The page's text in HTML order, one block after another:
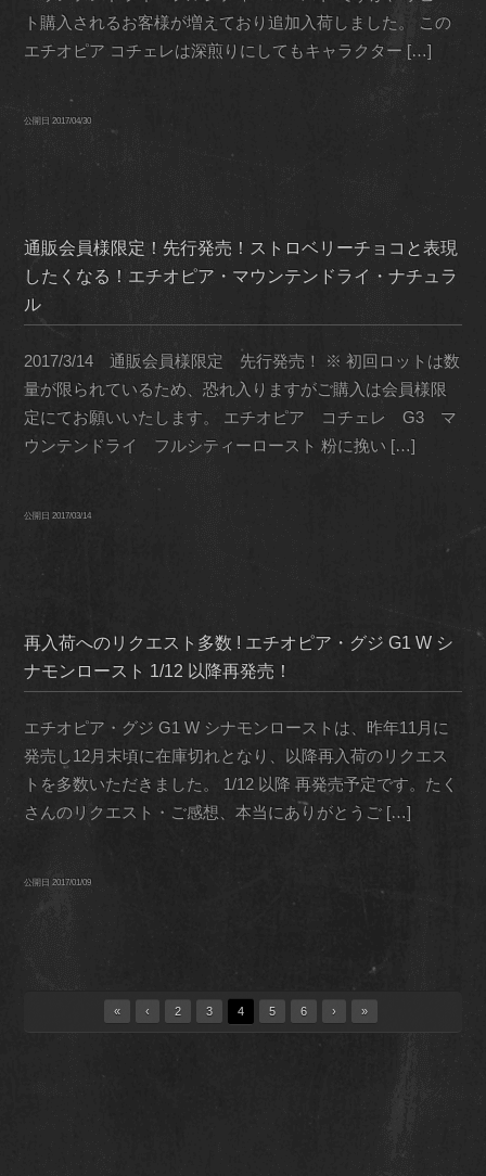
ト購入されるお客様が増えており追加入荷しました。 この
エチオピア コチェレは深煎りにしてもキャラクター […]
公開日2017/04/30
通販会員様限定！先行発売！ストロベリーチョコと表現
したくなる！エチオピア・マウンテンドライ・ナチュラ
ル
2017/3/14 通販会員様限定 先行発売！ ※ 初回ロットは数
量が限られているため、恐れ入りますがご購入は会員様限
定にてお願いいたします。 エチオピア コチェレ G3 マ
ウンテンドライ フルシティーロースト 粉に挽い […]
公開日2017/03/14
再入荷へのリクエスト多数 ! エチオピア・グジ G1 W シ
ナモンロースト 1/12 以降再発売！
エチオピア・グジ G1 W シナモンローストは、昨年11月に
発売し12月末頃に在庫切れとなり、以降再入荷のリクエス
トを多数いただきました。 1/12 以降 再発売予定です。たく
さんのリクエスト・ご感想、本当にありがとうご […]
公開日2017/01/09
« ‹ 2 3 4 5 6 › »